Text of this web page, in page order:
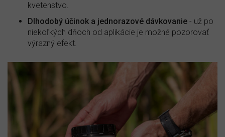
kvetenstvo.
Dlhodobý účinok a jednorazové dávkovanie - už po
niekoľkých dňoch od aplikácie je možné pozorovať
výrazný efekt.